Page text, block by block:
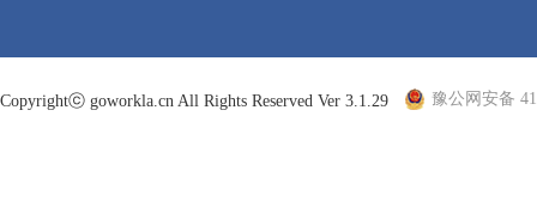
Copyrightⓒ goworkla.cn All Rights Reserved Ver 3.1.29 豫公网安备